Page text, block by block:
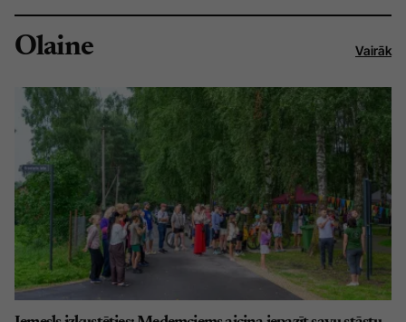
Olaine Vairāk